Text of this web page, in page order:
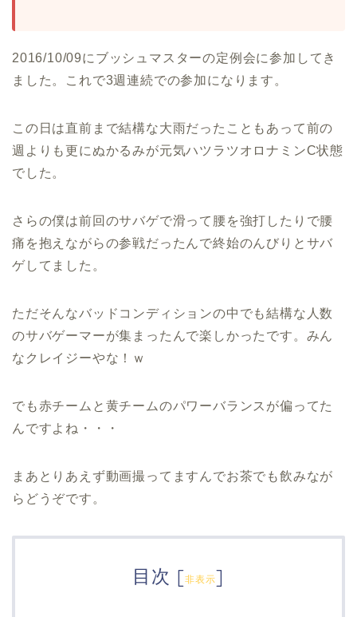
2016/10/09にブッシュマスターの定例会に参加してき
ました。これで3週連続での参加になります。
この日は直前まで結構な大雨だったこともあって前の
週よりも更にぬかるみが元気ハツラツオロナミンC状態
でした。
さらの僕は前回のサバゲで滑って腰を強打したりで腰
痛を抱えながらの参戦だったんで終始のんびりとサバ
ゲしてました。
ただそんなバッドコンディションの中でも結構な人数
のサバゲーマーが集まったんで楽しかったです。みん
なクレイジーやな！ｗ
でも赤チームと黄チームのパワーバランスが偏ってた
んですよね・・・
まあとりあえず動画撮ってますんでお茶でも飲みなが
らどうぞです。
目次 [非表示]